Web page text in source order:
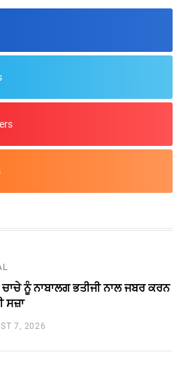
ਚਾਚੇ ਨੂੰ ਨਾਬਾਲਗ ਭਤੀਜੀ ਨਾਲ ਜਬਰ ਕਰਨ
ਸਜ਼ਾ
7, 2026